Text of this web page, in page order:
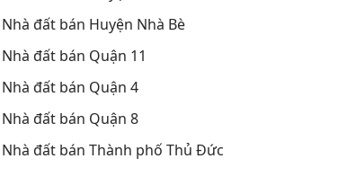
Nhà đất bán Huyện Nhà Bè
Nhà đất bán Quận 11
Nhà đất bán Quận 4
Nhà đất bán Quận 8
Nhà đất bán Thành phố Thủ Đức